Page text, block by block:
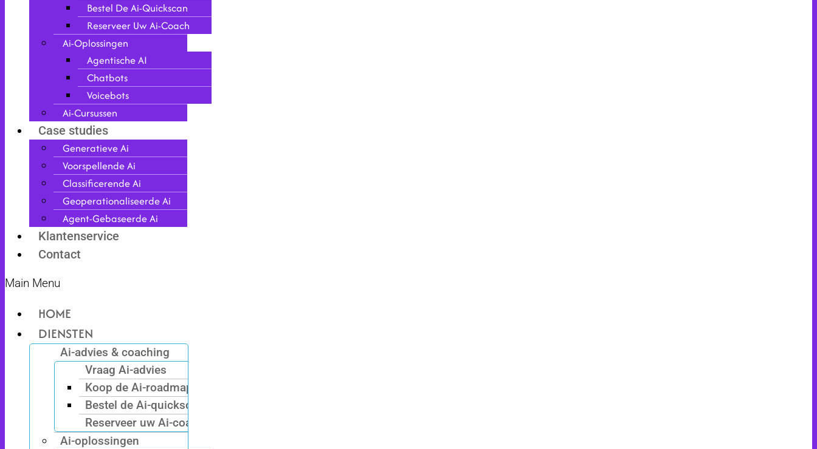
Bestel De Ai-Quickscan
Reserveer Uw Ai-Coach
Ai-Oplossingen
Agentische AI
Chatbots
Voicebots
Ai-Cursussen
Case studies
Generatieve Ai
Voorspellende Ai
Classificerende Ai
Geoperationaliseerde Ai
Agent-Gebaseerde Ai
Klantenservice
Contact
Main Menu
HOME
DIENSTEN
Ai-advies & coaching
Vraag Ai-advies
Koop de Ai-roadmap
Bestel de Ai-quickscan
Reserveer uw Ai-coach
Ai-oplossingen